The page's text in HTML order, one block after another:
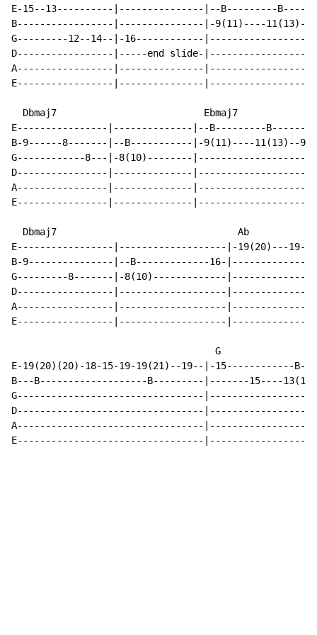
E-15--13----------|---------------|--B---------
B-----------------|---------------|-9(11)----11(13)--
G---------12--14--|-16------------
D-----------------|-----end slide-
A-----------------|---------------
E-----------------|---------------
  Dbmaj7                          Ebmaj7
E----------------|--------------|--B---------B-------
B-9------8-------|--B-----------|-9(11)----11(13)--9-
G------------8---|-8(10)--------
D----------------|--------------
A----------------|--------------
E----------------|--------------
  Dbmaj7                                Ab
E-----------------|-------------------|-19(20)---19-17-
B-9---------------|--B-------------16-
G---------8-------|-8(10)-------------
D-----------------|-------------------
A-----------------|-------------------
E-----------------|-------------------
                                    G
E-19(20)(20)-18-15-19-19(21)--19--|-15------------
B---B-------------------B---------|-------15----
G---------------------------------
D---------------------------------
A---------------------------------
E---------------------------------